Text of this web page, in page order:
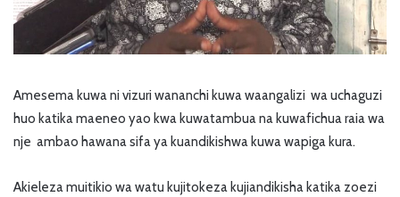
Amesema kuwa ni vizuri wananchi kuwa waangalizi wa uchaguzi
huo katika maeneo yao kwa kuwatambua na kuwafichua raia wa
nje ambao hawana sifa ya kuandikishwa kuwa wapiga kura.
Akieleza muitikio wa watu kujitokeza kujiandikisha katika zoezi